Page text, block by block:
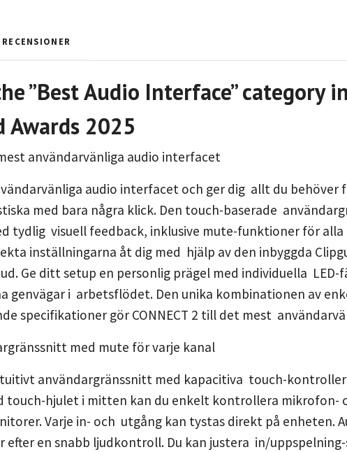
RECENSIONER
”Best Audio Interface” category
Awards 2025
mest användarvänliga audio interfacet
audio interfacet och ger dig allt du
med bara några klick. Den touch-baserade
tydlig visuell feedback, inklusive mute-funktioner för
inställningarna åt dig med hjälp av den inbyggda
Ge ditt setup en personlig prägel med individuella LED-
genvägar i arbetsflödet. Den unika kombinationen av
specifikationer gör CONNECT 2 till det mest
med mute för varje kanal
användargränssnitt med kapacitiva touch-
touch-hjulet i mitten kan du enkelt kontrollera
Varje in- och utgång kan tystas direkt på enheten.
en snabb ljudkontroll. Du kan justera in/